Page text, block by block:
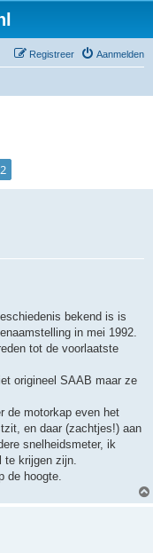
Aanmelden
Registreer
2
bekend is is
in mei 1992.
tot de voorlaatste
origineel SAAB maar ze
de motorkap even het
en daar (zachtjes!) aan
snelheidsmeter, ik
te krijgen zijn.
de hoogte.